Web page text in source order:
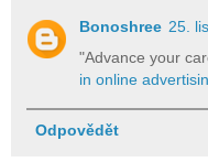
Bonoshree 25.
"Advance your
in online
Odpovědět